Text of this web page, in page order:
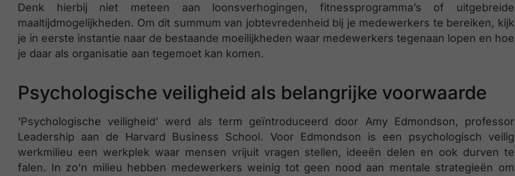
Denk hierbij niet meteen aan loonsverhogingen, fitnessprogramma’s of uitgebreide
maaltijdmogelijkheden. Om dit summum van jobtevredenheid bij je medewerkers te bereiken, kijk
je in eerste instantie naar de bestaande moeilijkheden waar medewerkers tegenaan lopen en hoe
je daar als organisatie aan tegemoet kan komen.
Psychologische veiligheid als belangrijke voorwaarde
‘Psychologische veiligheid’ werd als term geïntroduceerd door Amy Edmondson, professor
Leadership aan de Harvard Business School. Voor Edmondson is een psychologisch veilig
werkmilieu een werkplek waar mensen vrijuit vragen stellen, ideeën delen en ook durven te
falen. In zo’n milieu hebben medewerkers weinig tot geen nood aan mentale strategieën om